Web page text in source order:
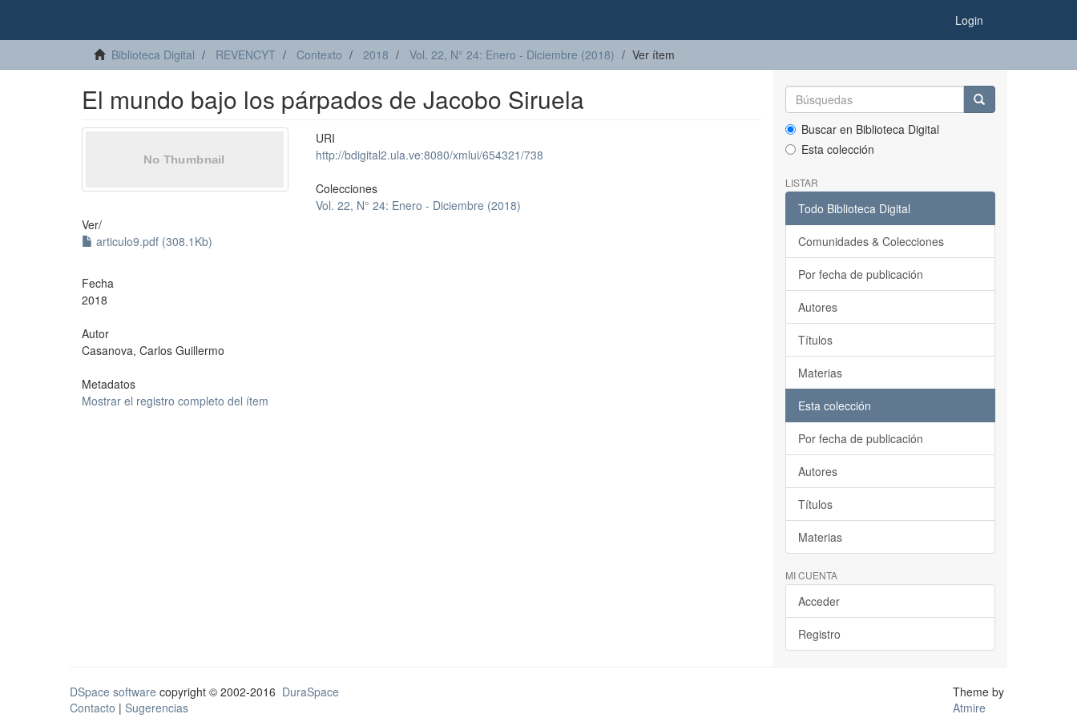
Login
Biblioteca Digital REVENCYT Contexto 2018 Vol. 22, N° 24: Enero - Diciembre (2018) Ver ítem
El mundo bajo los párpados de Jacobo Siruela
Ver/
articulo9.pdf (308.1Kb)
Fecha
2018
Autor
Casanova, Carlos Guillermo
Metadatos
Mostrar el registro completo del ítem
URI
http://bdigital2.ula.ve:8080/xmlui/654321/738
Colecciones
Vol. 22, N° 24: Enero - Diciembre (2018)
Buscar en Biblioteca Digital
Esta colección
LISTAR
Todo Biblioteca Digital
Comunidades & Colecciones
Por fecha de publicación
Autores
Títulos
Materias
Esta colección
Por fecha de publicación
Autores
Títulos
Materias
MI CUENTA
Acceder
Registro
DSpace software copyright © 2002-2016 DuraSpace
Contacto | Sugerencias
Theme by
Atmire